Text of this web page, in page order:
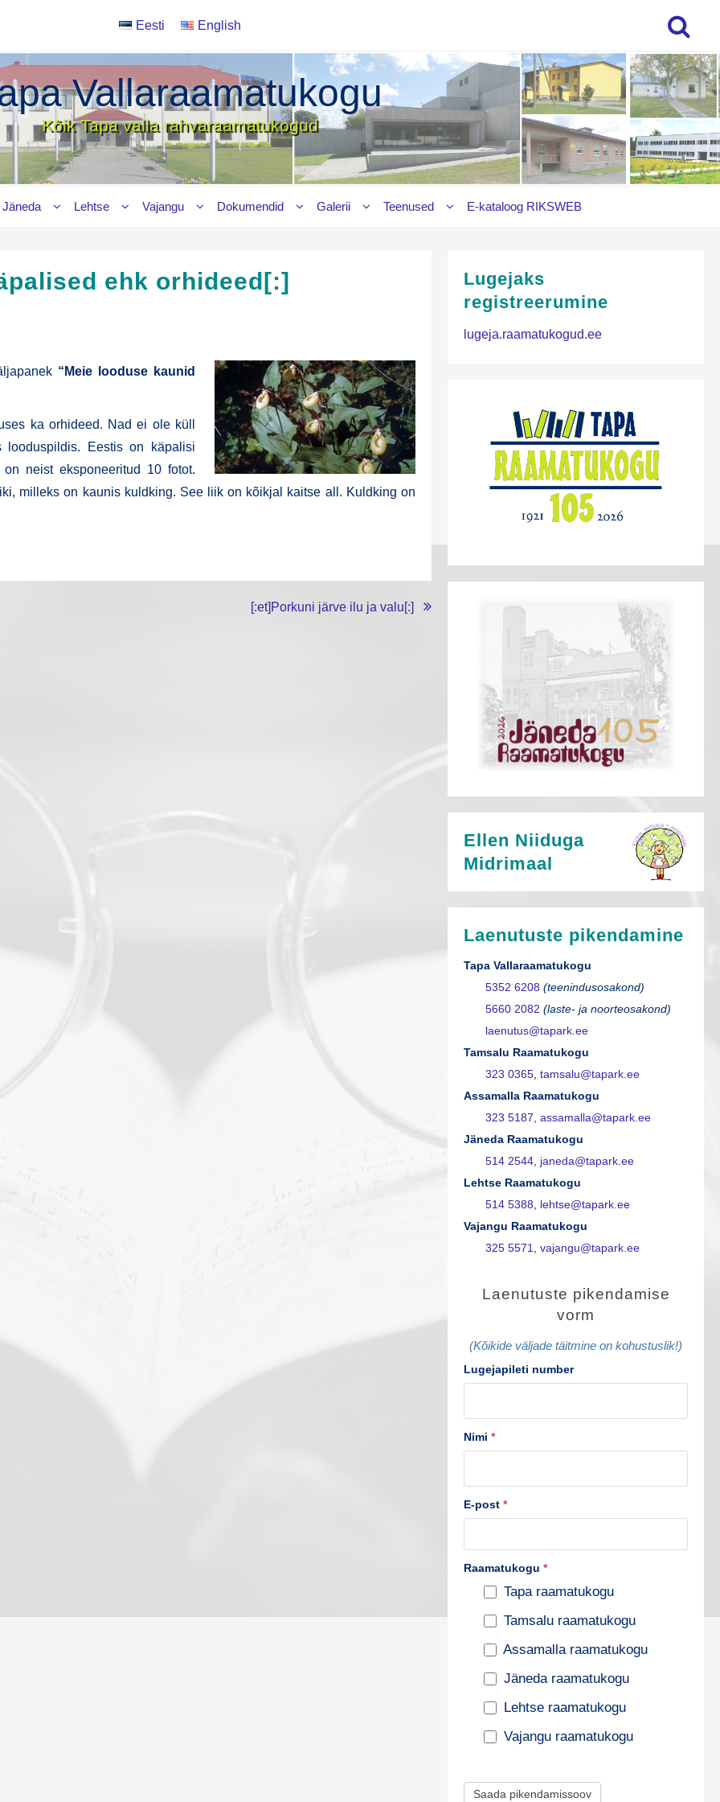
Eesti English
Vallaraamatukogu
Kõik Tapa valla rahvaraamatukogud
Jäneda Lehtse Vajangu Dokumendid Galerii Teenused E‑kataloog RIKSWEB
ehk orhideed[:]
“Meie loo­duse kau­nid
ka orhi­deed. Nad ei ole küll
loo­dus­pil­dis. Ees­tis on käpa­li­si
neist eks­po­nee­ri­tud 10 fotot.
mil­leks on kau­nis kuld­king. See liik on kõik­jal kait­se all. Kuld­king on
[:et]Porkuni järve ilu ja valu[:]
Lugejaks
registreerumine
lugeja.raamatukogud.ee
Ellen Niiduga
Midrimaal
Laenutuste pikendamine
Tapa Vallaraamatukogu
5352 6208 (teenindusosakond)
5660 2082 (laste- ja noorteosakond)
laenutus@tapark.ee
Tamsalu Raamatukogu
323 0365,tamsalu@tapark.ee
Assamalla Raamatukogu
323 5187,assamalla@tapark.ee
Jäneda Raamatukogu
514 2544, janeda@tapark.ee
Lehtse Raamatukogu
514 5388, lehtse@tapark.ee
Vajangu Raamatukogu
325 5571,vajangu@tapark.ee
n
t
u
e
i
Laenutuste pikendamise
vorm
(Kõikide väljade täitmine on kohustuslik!)
Lugejapileti number
Nimi *
E-post *
Raamatukogu *
Tapa raamatukogu
Tamsalu raamatukogu
Assamalla raamatukogu
Jäneda raamatukogu
Lehtse raamatukogu
Vajangu raamatukogu
Saada pikendamissoov